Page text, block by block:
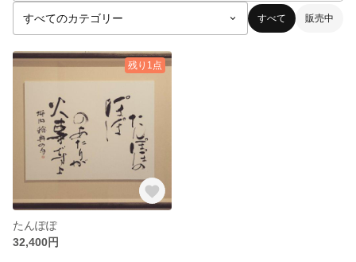
すべて 販売中
残り1点
たんぽぽ
32,400円